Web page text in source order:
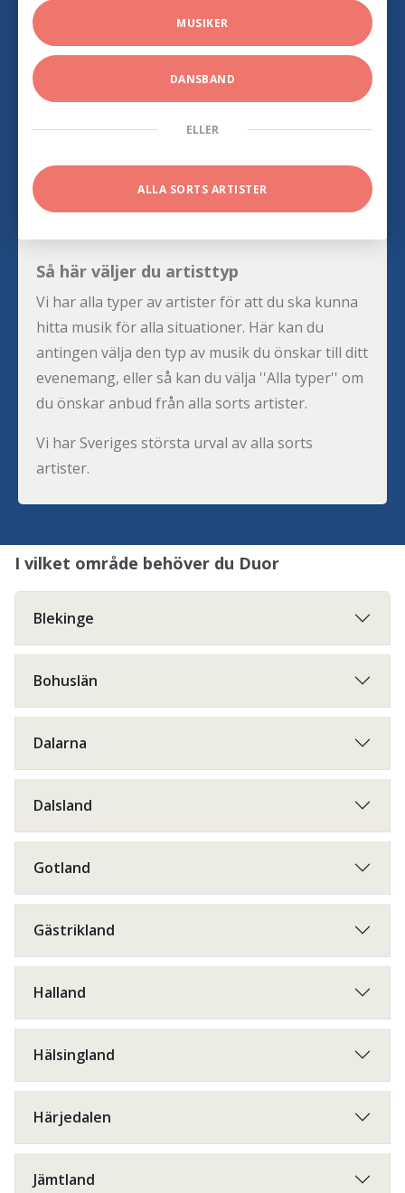
MUSIKER
DANSBAND
ELLER
ALLA SORTS ARTISTER
Så här väljer du artisttyp
Vi har alla typer av artister för att du ska kunna
hitta musik för alla situationer. Här kan du
antingen välja den typ av musik du önskar till ditt
evenemang, eller så kan du välja ''Alla typer'' om
du önskar anbud från alla sorts artister.
Vi har Sveriges största urval av alla sorts
artister.
I vilket område behöver du Duor
Blekinge
Bohuslän
Dalarna
Dalsland
Gotland
Gästrikland
Halland
Hälsingland
Härjedalen
Jämtland